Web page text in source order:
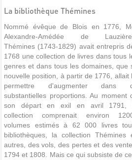
La bibliothèque Thémines
Nommé évêque de Blois en 1776,
Alexandre-Amédée de
Thémines (1743-1829) avait entrepris
1768 une collection de livres dans tous
genres et dans tous les domaines, que
nouvelle position, à partir de 1776, allait
permettre d'augmenter dans
substantielles proportions. Au moment
son départ en exil en avril 1791,
collection comprenait environ
volumes estimés à 62 000 livres
bibliothèques, la collection
autres, des vols, des pertes et des
1794 et 1808. Mais ce qui subsiste de